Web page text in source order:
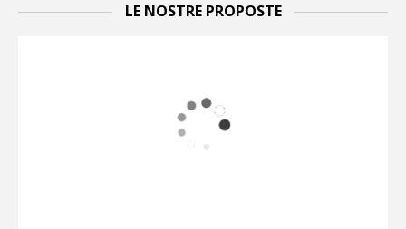
LE NOSTRE PROPOSTE